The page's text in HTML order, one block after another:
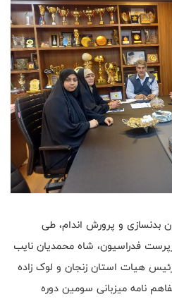
بدنسازی و پرورش اندام، طی
فدراسیون، شاه محمدیان نایب
هیات استان زنجان و لوک زاده
نامه میزبانی سومین دوره